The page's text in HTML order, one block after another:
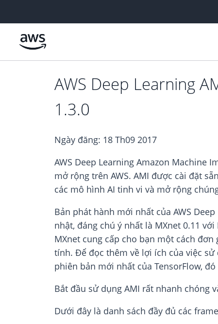
AWS Deep Learning
1.3.0
Ngày đăng: 18 Th09 2017
AWS Deep Learning Amazon Machine
mở rộng trên AWS. AMI được cài đặt
các mô hình AI tinh vi và mở rộng
Bản phát hành mới nhất của AWS
nhật, đáng chú ý nhất là MXnet 0.11
MXnet cung cấp cho bạn một cách
tính. Để đọc thêm về lợi ích của việc
phiên bản mới nhất của TensorFlow,
Bắt đầu sử dụng AMI rất nhanh chóng
Dưới đây là danh sách đầy đủ các